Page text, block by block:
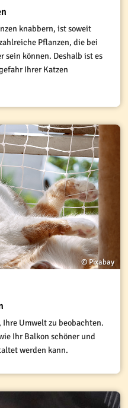
knabbern, ist soweit
Pflanzen, die bei
können. Deshalb ist es
Ihrer Katzen
© Pixabay
Umwelt zu beobachten.
Ihr Balkon schöner und
werden kann.